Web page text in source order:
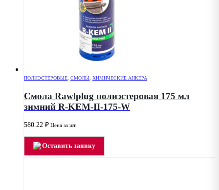
ПОЛИЭСТЕРОВЫЕ СМОЛЫ ХИМИЧЕСКИЕ АНКЕРА
Смола Rawlplug полиэстеровая 175 мл
зимний R-KEM-II-175-W
580.22 ₽ Цена за шт.
Оставить заявку